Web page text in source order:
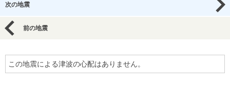
次の地震
前の地震
この地震による津波の心配はありません。